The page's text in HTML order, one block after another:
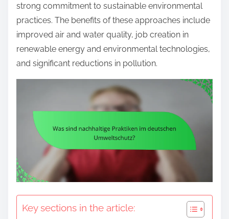
strong commitment to sustainable environmental
practices. The benefits of these approaches include
improved air and water quality, job creation in
renewable energy and environmental technologies,
and significant reductions in pollution.
Key sections in the article: